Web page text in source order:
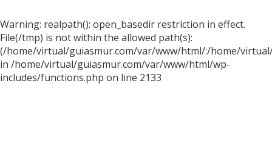
Warning: realpath(): open_basedir restriction in effect.
File(/tmp) is not within the allowed path(s):
(/home/virtual/guiasmur.com/var/www/html/:/home/
in /home/virtual/guiasmur.com/var/www/html/wp-
includes/functions.php on line 2133